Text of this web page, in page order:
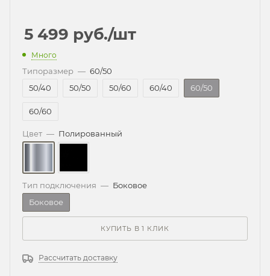
5 499 руб./шт
Много
Типоразмер — 60/50
50/40
50/50 50/60 60/40 60/50
60/60
Цвет — Полированный
Тип подключения — Боковое
Боковое
КУПИТЬ В 1 КЛИК
Рассчитать доставку